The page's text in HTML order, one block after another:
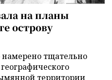
на планы
острову
намерено тщательно
территории